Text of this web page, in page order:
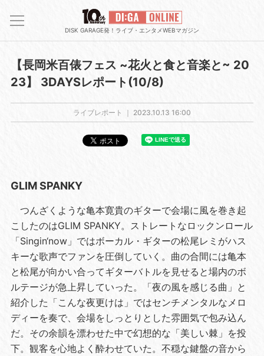
DISK GARAGE発！ライブ・エンタメWEBマガジン
【長岡米百俵フェス ~花火と食と音楽と~ 20
23】 3DAYSレポート(10/8)
ライブレポート ｜ 2023.10.13 16:00
GLIM SPANKY
つんざくような亀本寛貴のギターで会場に風を巻き起
こしたのはGLIM SPANKY。ストレートなロックンロール
「Singin‘now」ではボーカル・ギターの松尾レミがハス
キーな歌声でファンを圧倒していく。曲の合間には亀本
と松尾が向かい合ってギターバトルを見せると場内のボ
ルテージが急上昇していった。「夜の風を感じる曲」と
紹介した「こんな夜更けは」ではセンチメンタルなメロ
ディーを奏で、会場をしっとりとした雰囲気で包み込ん
だ。その余韻を漂わせた中で幻想的な「美しい棘」を投
下。観客を心地よく酔わせていた。不穏な鍵盤の音から